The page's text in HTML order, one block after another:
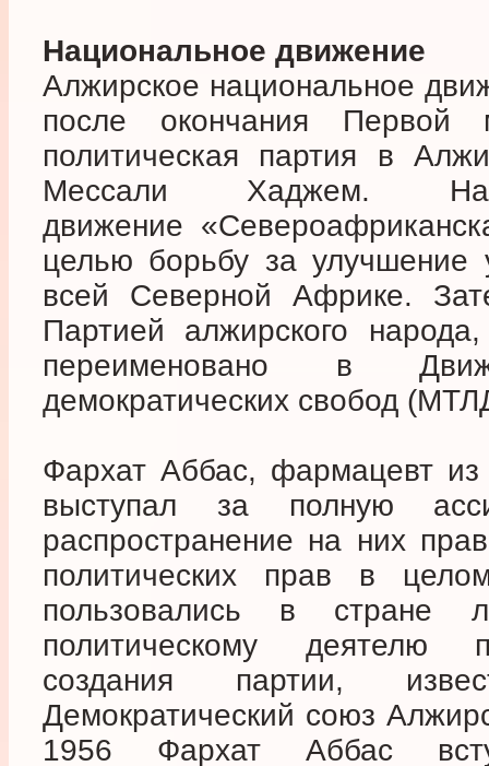
Национальное движение
Алжирское национальное
после окончания Первой
политическая партия в
Мессали Хаджем.
движение
целью борьбу за улучшение
всей Северной Африке.
Партией алжирского
переименовано в
демократических свобод
Фархат Аббас, фармацевт
выступал за полную
распространение на них
политических прав в
пользовались в стране
политическому деятелю
создания партии,
Демократический союз
1956 Фархат Аббас